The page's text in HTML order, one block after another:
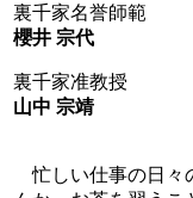
裏千家名誉師範
櫻井 宗代
裏千家准教授
山中 宗靖
忙しい仕事の日々